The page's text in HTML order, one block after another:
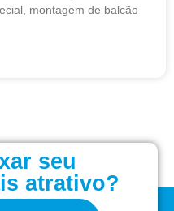
montagem de balcão
seu
atrativo?